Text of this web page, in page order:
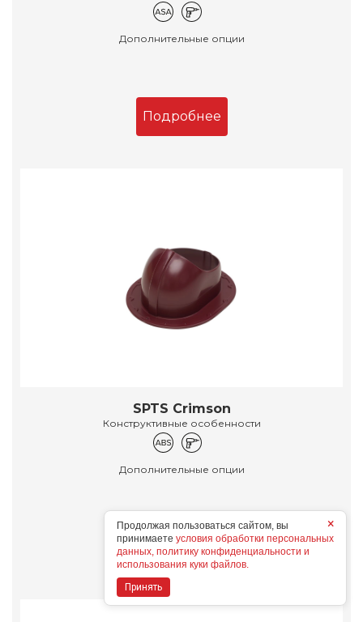
Дополнительные опции
Подробнее
SPTS Crimson
Конструктивные особенности
Дополнительные опции
Подробнее
×
Продолжая пользоваться сайтом, вы
принимаете условия обработки персональных
данных, политику конфиденциальности и
использования куки файлов.
Принять